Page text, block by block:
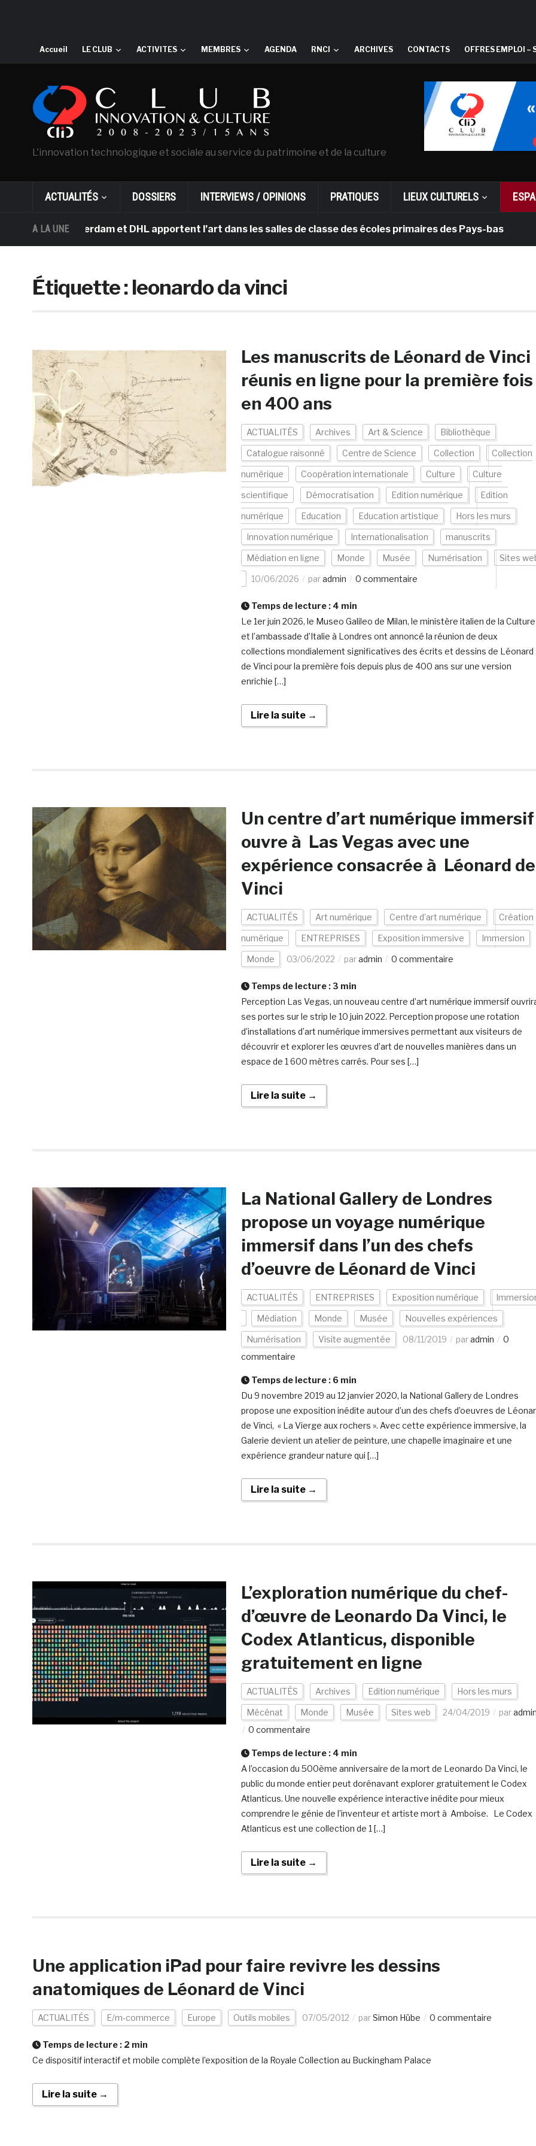
Accueil LE CLUB ACTIVITES MEMBRES AGENDA RNCI ARCHIVES CONTACTS OFFRES EMPLOI –
L'innovation technologique et sociale au service du patrimoine et de la culture
ACTUALITÉS DOSSIERS INTERVIEWS / OPINIONS PRATIQUES LIEUX CULTURELS
A LA UNE
d’Amsterdam et DHL apportent l’art dans les salles de classe des écoles primaires des Pays-bas il y a 1
Étiquette :leonardo da vinci
Les manuscrits de Léonard de Vinci
réunis en ligne pour la première fois
en 400 ans
ACTUALITÉS Archives Art & Science Bibliothèque
Catalogue raisonné Centre de Science Collection Collection
numérique Coopération internationale Culture Culture
scientifique Démocratisation Edition numérique Edition
numérique Education Education artistique Hors les murs
Innovation numérique Internationalisation manuscrits
Médiation en ligne Monde Musée Numérisation Sites
10/06/2026 paradmin 0 commentaire
Temps de lecture : 4 min
Le 1er juin 2026, le Museo Galileo de Milan, le ministère italien de la Culture
et l’ambassade d’Italie à Londres ont annoncé la réunion de deux
collections mondialement significatives des écrits et dessins de Léonard
de Vinci pour la première fois depuis plus de 400 ans sur une version
enrichie […]
Lire la suite →
Un centre d’art numérique immersif
ouvre à Las Vegas avec une
expérience consacrée à Léonard de
Vinci
ACTUALITÉS Art numérique Centre d'art numérique Création
numérique ENTREPRISES Exposition immersive Immersion
Monde 03/06/2022 paradmin 0 commentaire
Temps de lecture : 3 min
Perception Las Vegas, un nouveau centre d’art numérique immersif
ses portes sur le strip le 10 juin 2022. Perception propose une rotation
d’installations d’art numérique immersives permettant aux visiteurs de
découvrir et explorer les œuvres d’art de nouvelles manières dans un
espace de 1 600 mètres carrés. Pour ses […]
Lire la suite →
La National Gallery de Londres
propose un voyage numérique
immersif dans l’un des chefs
d’oeuvre de Léonard de Vinci
ACTUALITÉS ENTREPRISES Exposition numérique
Médiation Monde Musée Nouvelles expériences
Numérisation Visite augmentée 08/11/2019 paradmin
0
commentaire
Temps de lecture : 6 min
Du 9 novembre 2019 au 12 janvier 2020, la National Gallery de Londres
propose une exposition inédite autour d’un des chefs d’oeuvres de
de Vinci, « La Vierge aux rochers ». Avec cette expérience immersive, la
Galerie devient un atelier de peinture, une chapelle imaginaire et une
expérience grandeur nature qui […]
Lire la suite →
L’exploration numérique du chef-
d’œuvre de Leonardo Da Vinci, le
Codex Atlanticus, disponible
gratuitement en ligne
ACTUALITÉS Archives Edition numérique Hors les murs
Mécénat Monde Musée Sites web 24/04/2019 par
0 commentaire
Temps de lecture : 4 min
A l’occasion du 500ème anniversaire de la mort de Leonardo Da Vinci, le
public du monde entier peut dorénavant explorer gratuitement le Codex
Atlanticus. Une nouvelle expérience interactive inédite pour mieux
comprendre le génie de l’inventeur et artiste mort à Amboise. Le Codex
Atlanticus est une collection de 1 […]
Lire la suite →
Une application iPad pour faire revivre les dessins
anatomiques de Léonard de Vinci
ACTUALITÉS E/m-commerce Europe Outils mobiles 07/05/2012 parSimon Hübe 0 commentaire
Temps de lecture : 2 min
Ce dispositif interactif et mobile complète l’exposition de la Royale Collection au Buckingham Palace
Lire la suite →